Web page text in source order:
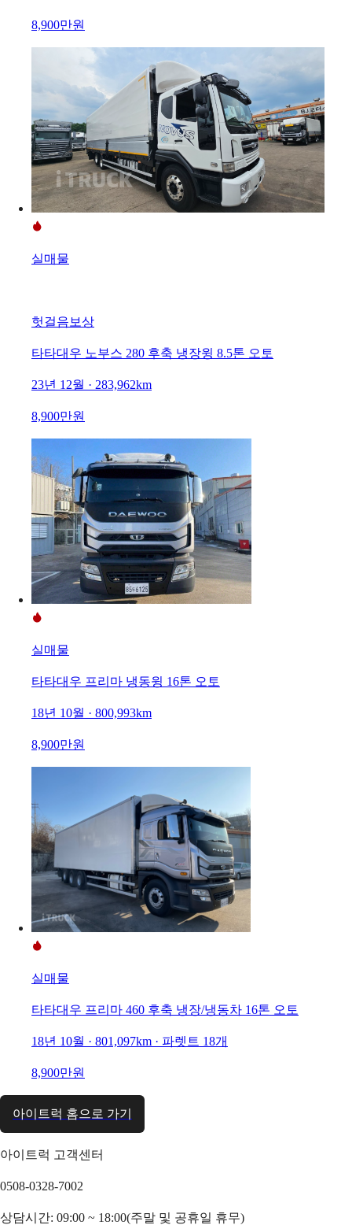
8,900만원
실매물
헛걸음보상
타타대우 노부스 280 후축 냉장윙 8.5톤 오토
23년 12월 · 283,962km
8,900만원
실매물
타타대우 프리마 냉동윙 16톤 오토
18년 10월 · 800,993km
8,900만원
실매물
타타대우 프리마 460 후축 냉장/냉동차 16톤 오토
18년 10월 · 801,097km · 파렛트 18개
8,900만원
아이트럭 홈으로 가기
아이트럭 고객센터
0508-0328-7002
상담시간: 09:00 ~ 18:00(주말 및 공휴일 휴무)